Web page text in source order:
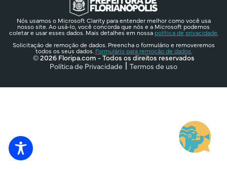
Nós usamos o Microsoft Clarity para entender melhor como você usa
nosso site. Ao usá-lo, você concorda que nós e a Microsoft podemos
coletar e usar esses dados. Mais detalhes em nossa política de privacidade.
Solicitação de remoção de dados. Preencha o formulário e removeremos
todos os seus dados. Formulário para remoção de dados.
© 2026 Floripa.com - Todos os direitos reservados
Política de Privacidade
Termos de uso